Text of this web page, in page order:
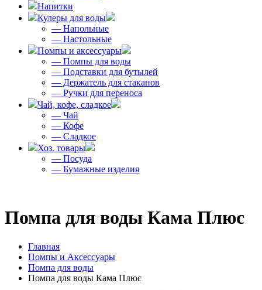
Напитки
Кулеры для воды
— Напольные
— Настольные
Помпы и аксессуары
— Помпы для воды
— Подставки для бутылей
— Держатель для стаканов
— Ручки для переноса
Чай, кофе, сладкое
— Чай
— Кофе
— Сладкое
Хоз. товары
— Посуда
— Бумажные изделия
Помпа для воды Кама Плюс
Главная
Помпы и Аксессуары
Помпа для воды
Помпа для воды Кама Плюс